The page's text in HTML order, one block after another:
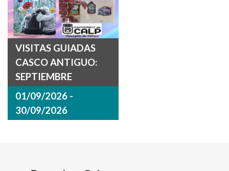
VISITAS GUIADAS
CASCO ANTIGUO:
SEPTIEMBRE
01/09/2026 -
30/09/2026